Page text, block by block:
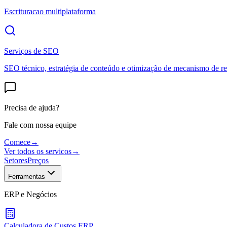
Escrituracao multiplataforma
Serviços de SEO
SEO técnico, estratégia de conteúdo e otimização de mecanismo de
Precisa de ajuda?
Fale com nossa equipe
Comece→
Ver todos os servicos→
SetoresPreços
Ferramentas
ERP e Negócios